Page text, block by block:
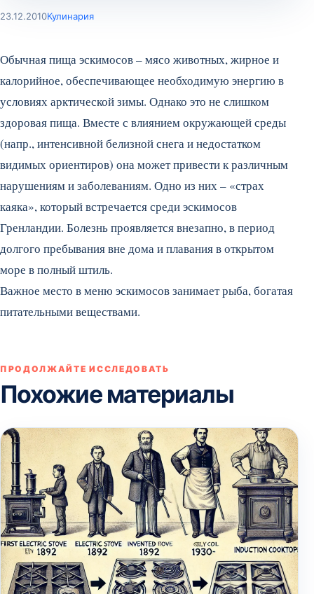
23.12.2010Кулинария
Обычная пища эскимосов – мясо животных, жирное и
калорийное, обеспечивающее необходимую энергию в
условиях арктической зимы. Однако это не слишком
здоровая пища. Вместе с влиянием окружающей среды
(напр., интенсивной белизной снега и недостатком
видимых ориентиров) она может привести к различным
нарушениям и заболеваниям. Одно из них – «страх
каяка», который встречается среди эскимосов
Гренландии. Болезнь проявляется внезапно, в период
долгого пребывания вне дома и плавания в открытом
море в полный штиль.
Важное место в меню эскимосов занимает рыба, богатая
питательными веществами.
ПРОДОЛЖАЙТЕ ИССЛЕДОВАТЬ
Похожие материалы